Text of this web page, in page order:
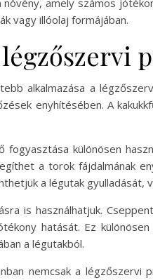
növény, amely számos
vagy illóolaj formájában.
alkalmazása a
enyhítésében. A
fogyasztása különösen
a torok fájdalmának
a légutak gyulladását,
is használhatjuk.
hatását. Ez
a légutakból.
nemcsak a